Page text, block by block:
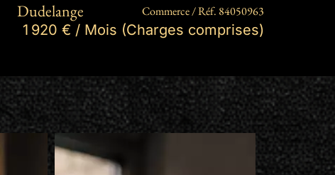
Dudelange Commerce / Réf. 84050963
1 920 € / Mois (Charges comprises)